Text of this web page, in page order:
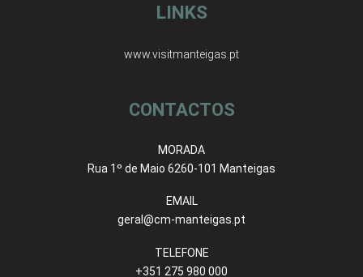
LINKS
www.visitmanteigas.pt
CONTACTOS
MORADA
Rua 1º de Maio 6260-101 Manteigas
EMAIL
geral@cm-manteigas.pt
TELEFONE
+351 275 980 000